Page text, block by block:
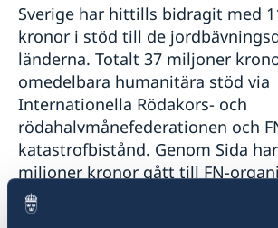
Vigsel
Vigsel i Polen
Sverige har hittills bidragit med
kronor i stöd till de
länderna. Totalt 37 miljoner
omedelbara humanitära stöd via
Internationella Rödakors- och
rödahalvmånefederationen och
katastrofbistånd. Genom Sida
miljoner kronor gått till FN-
Svenska Röda Korset och Islamic
De stödjer med bränsle,